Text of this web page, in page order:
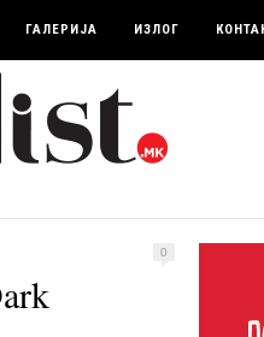
ГАЛЕРИЈА ИЗЛОГ
0